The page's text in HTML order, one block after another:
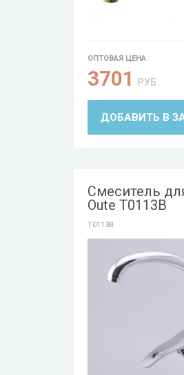
ОПТОВАЯ ЦЕНА:
3701 РУБ.
ДОБАВИТЬ В
Смеситель
Oute T0113B
T0113B